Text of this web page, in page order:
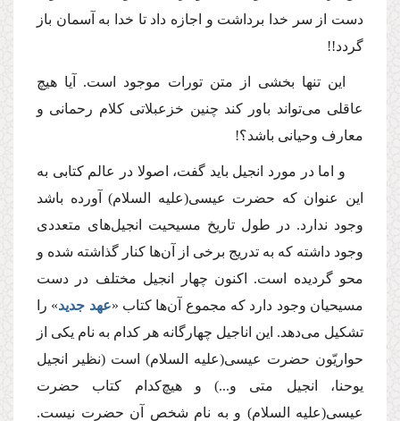
دست از سر خدا برداشت و اجازه داد تا خدا به آسمان باز
گردد!!
این تنها بخشى از متن تورات موجود است. آیا هیچ
عاقلى مى‌تواند باور كند چنین خزعبلاتى كلام رحمانى و
معارف وحیانى باشد؟!
و اما در مورد انجیل باید گفت، اصولا در عالم كتابى به
این عنوان كه حضرت عیسى(علیه السلام)آورده باشد
وجود ندارد. در طول تاریخ مسیحیت انجیل‌هاى متعددى
وجود داشته كه به تدریج برخى از آن‌ها كنار گذاشته شده و
محو گردیده است. اكنون چهار انجیل مختلف در دست
مسیحیان وجود دارد كه مجموع آن‌ها كتاب «عهد جدید» را
تشكیل مى‌دهد. این اناجیل چهارگانه هر كدام به نام یكى از
حواریّون حضرت عیسى(علیه السلام) است (نظیر انجیل
یوحنا، انجیل متى و...) و هیچ‌كدام كتاب حضرت
عیسى(علیه السلام) و به نام شخص آن حضرت نیست.